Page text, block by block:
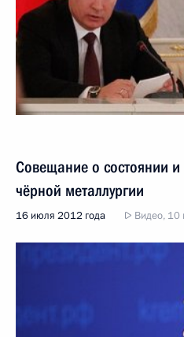
Совещание о состоянии и
чёрной металлургии
16 июля 2012 года Видео, 10